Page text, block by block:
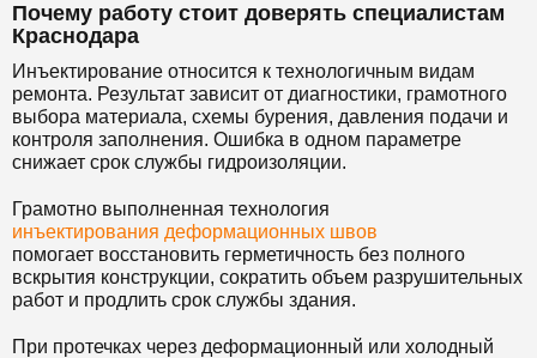
Почему работу стоит доверять специалистам
Краснодара
Инъектирование относится к технологичным видам
ремонта. Результат зависит от диагностики, грамотного
выбора материала, схемы бурения, давления подачи и
контроля заполнения. Ошибка в одном параметре
снижает срок службы гидроизоляции.
Грамотно выполненная технология
инъектирования деформационных швов
помогает восстановить герметичность без полного
вскрытия конструкции, сократить объем разрушительных
работ и продлить срок службы здания.
При протечках через деформационный или холодный